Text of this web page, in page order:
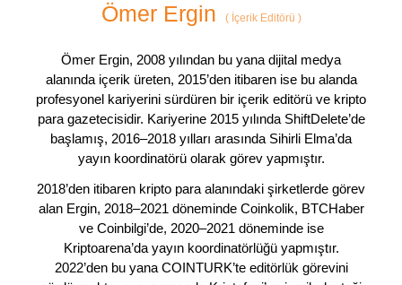
Ömer Ergin (İçerik Editörü )
Ömer Ergin, 2008 yılından bu yana dijital medya
alanında içerik üreten, 2015’den itibaren ise bu alanda
profesyonel kariyerini sürdüren bir içerik editörü ve kripto
para gazetecisidir. Kariyerine 2015 yılında ShiftDelete’de
başlamış, 2016–2018 yılları arasında Sihirli Elma’da
yayın koordinatörü olarak görev yapmıştır.
2018’den itibaren kripto para alanındaki şirketlerde görev
alan Ergin, 2018–2021 döneminde Coinkolik, BTCHaber
ve Coinbilgi’de, 2020–2021 döneminde ise
Kriptoarena’da yayın koordinatörlüğü yapmıştır.
2022’den bu yana COINTURK’te editörlük görevini